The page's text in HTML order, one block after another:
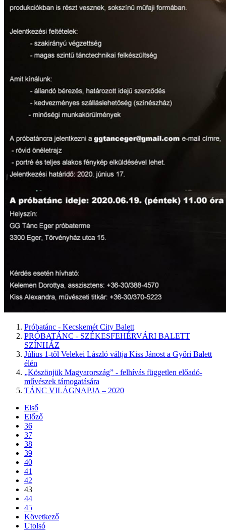
Próbatánc - Kecskemét City Balett
PRÓBATÁNC - SZÉKESFEHÉRVÁRI BALETT
SZÍNHÁZ
Július 1-től Velekei László váltja Kiss Jánost a Győri Balett
élén
„Köszönjük Magyarország” - felhívás független előadó-
művészek támogatására
TÁNC VILÁGNAPJA – 2020
Első
Előző
36
37
38
39
40
41
42
43
44
45
Következő
Utolsó